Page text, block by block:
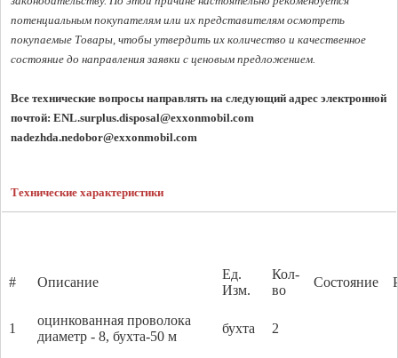
потенциальным покупателям или их представителям осмотреть
покупаемые Товары, чтобы утвердить их количество и качественное
состояние до направления заявки с ценовым предложением.
Все технические вопросы направлять на следующий адрес электронной
почтой: ENL.surplus.disposal@exxonmobil.com
nadezhda.nedobor@exxonmobil.com
Технические характеристики
# Описание
Ед.
Изм.
Кол-
во
Состояние
1
оцинкованная проволока
диаметр - 8, бухта-50 м
бухта 2